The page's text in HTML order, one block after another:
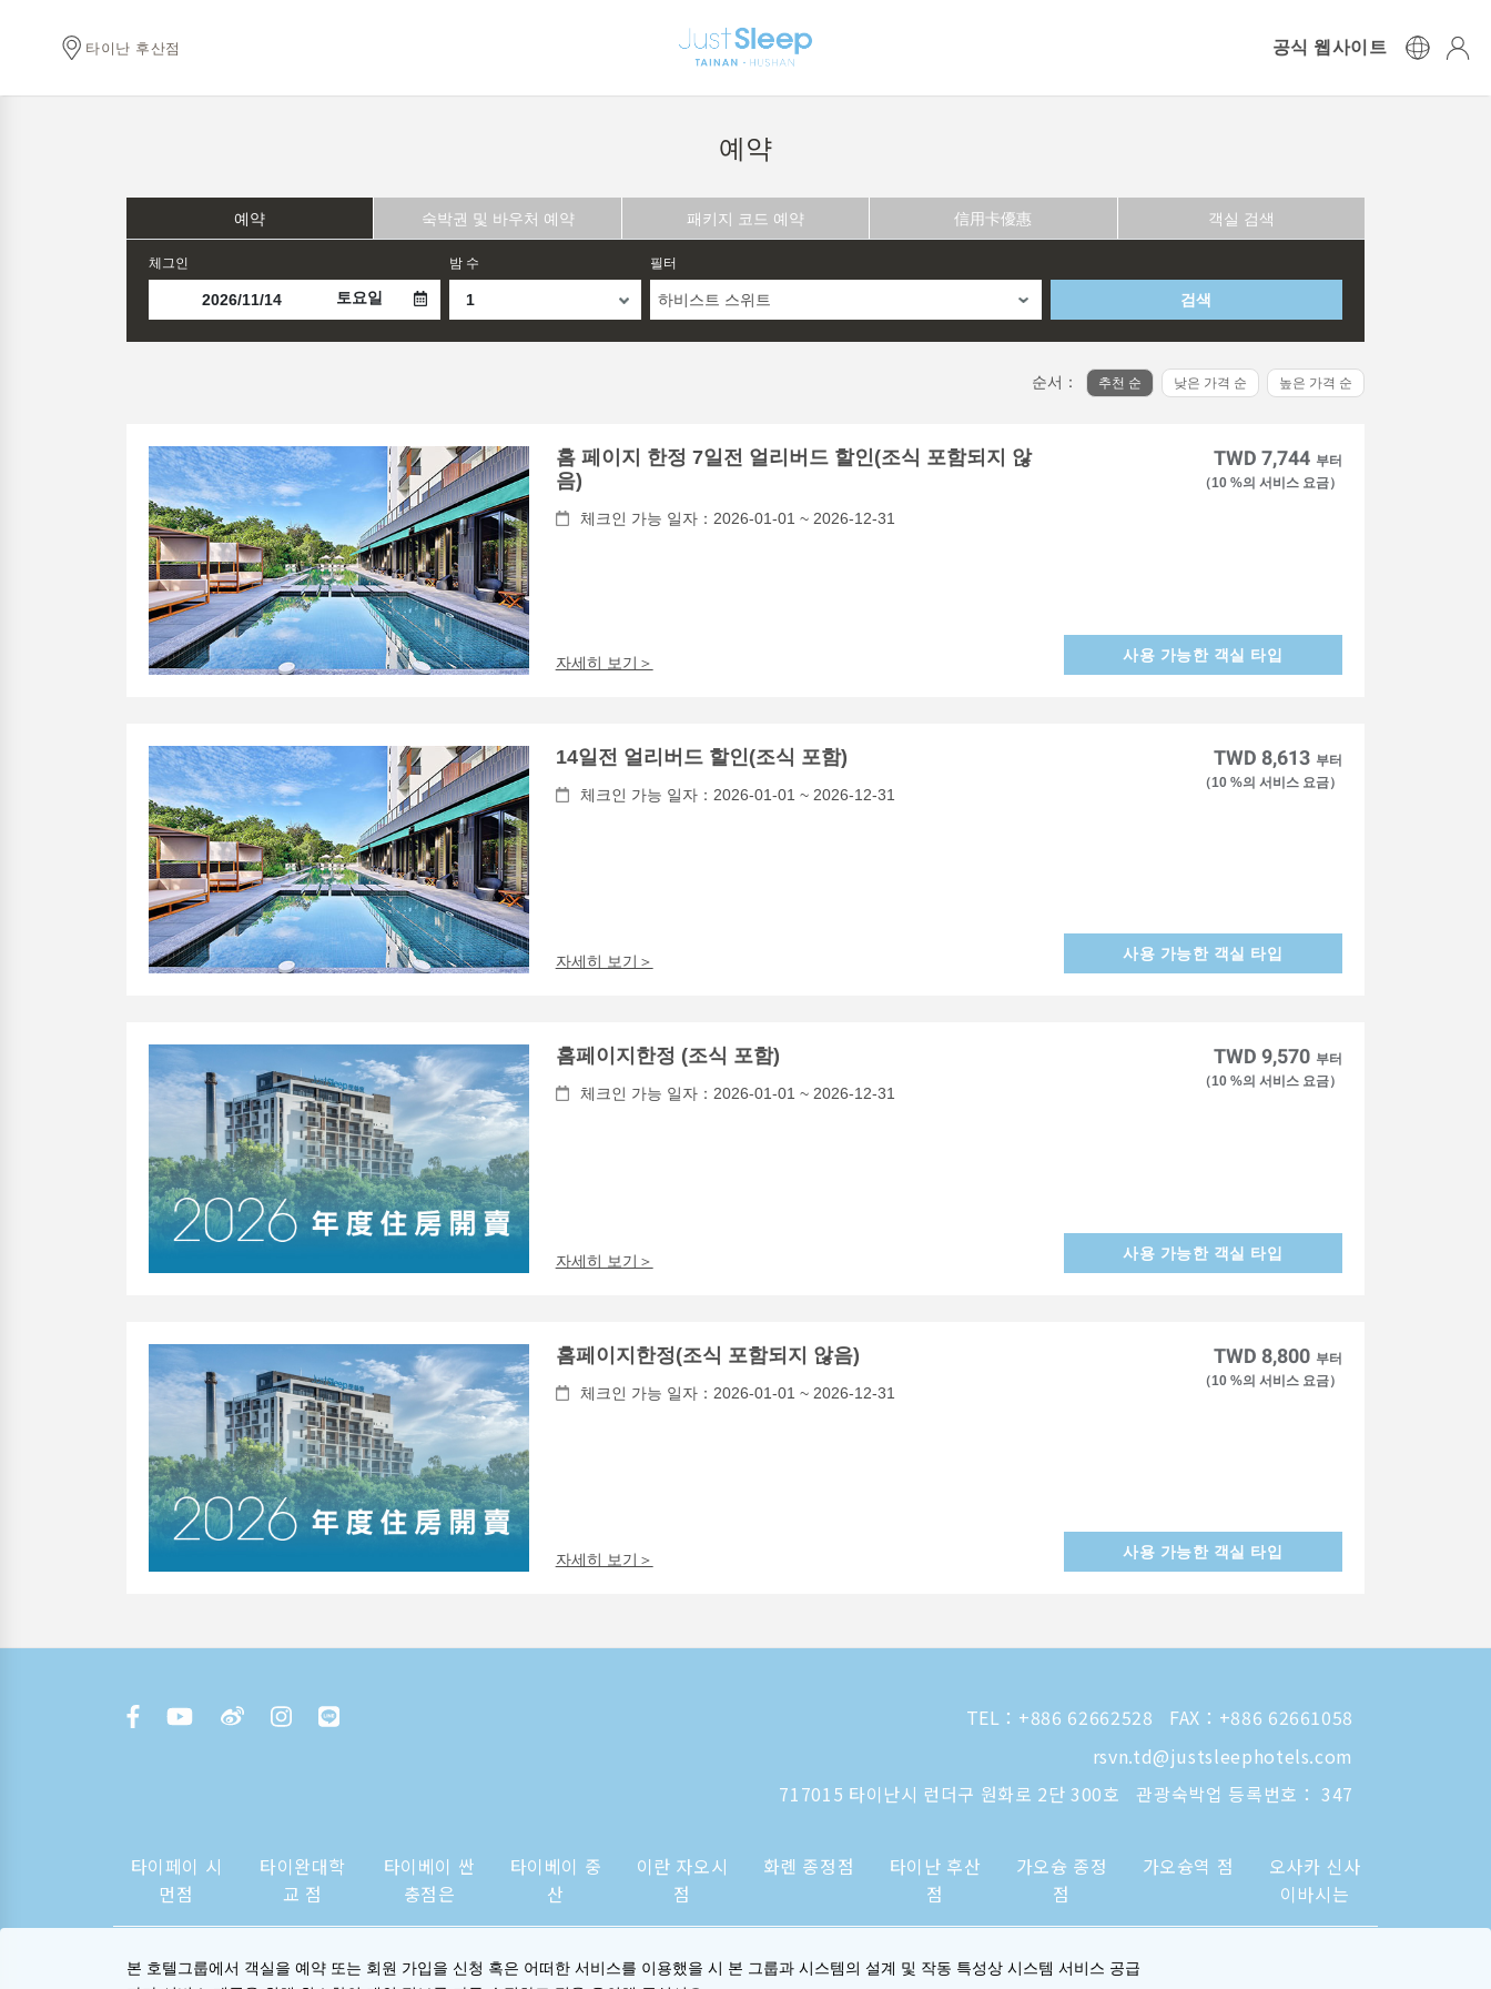
타이난 후산점 공식 웹사이트
예약
예약 숙박권 및 바우처 예약 패키지 코드 예약 信用卡優惠 객실 검색
체그인
토요일
밤 수 필터
하비스트 스위트 검색
순서： 추천 순 낮은 가격 순 높은 가격 순
홈 페이지 한정 7일전 얼리버드 할인(조식 포함되지 않
음)
체크인 가능 일자：2026-01-01 ~ 2026-12-31
자세히 보기＞
TWD 7,744 부터
（10 %의 서비스 요금）
사용 가능한 객실 타입
14일전 얼리버드 할인(조식 포함)
체크인 가능 일자：2026-01-01 ~ 2026-12-31
자세히 보기＞
TWD 8,613 부터
（10 %의 서비스 요금）
사용 가능한 객실 타입
홈페이지한정 (조식 포함)
체크인 가능 일자：2026-01-01 ~ 2026-12-31
자세히 보기＞
TWD 9,570 부터
（10 %의 서비스 요금）
사용 가능한 객실 타입
홈페이지한정(조식 포함되지 않음)
체크인 가능 일자：2026-01-01 ~ 2026-12-31
자세히 보기＞
TWD 8,800 부터
（10 %의 서비스 요금）
사용 가능한 객실 타입
TEL： +886 62662528
FAX：+886 62661058
rsvn.td@justsleephotels.com
717015 타이난시 런더구 원화로 2단 300호
관광숙박업 등록번호： 347
타이페이 시
먼점
타이완대학
교 점
타이베이 싼
충점은
타이베이 중
산
이란 자오시
점
화롄 종정점
타이난 후산
점
가오슝 종정
점
가오슝역 점
오사카 신사
이바시는
본 호텔그룹에서 객실을 예약 또는 회원 가입을 신청 혹은 어떠한 서비스를 이용했을 시 본 그룹과 시스템의 설계 및 작동 특성상 시스템 서비스 공급